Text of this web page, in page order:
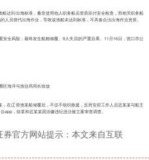
达到出海标准，蓄意使用他人职务船员资质应付安全检查，而相关职务船
人员替代出海作业，导致该渔船未达到标准，不具备合法出海作业资质。
全风险，最终发生船舶倾覆、9人失踪的严重后果。11月16日，营口市公
区海洋与渔业局局长徐放
在辽营渔某船倾覆后，不仅不组织救援，反而安排工作人员迟某某与船主
app，徐某和迟某某因涉嫌违纪违法被立案审查调查。
官方网站提示：本文来自互联